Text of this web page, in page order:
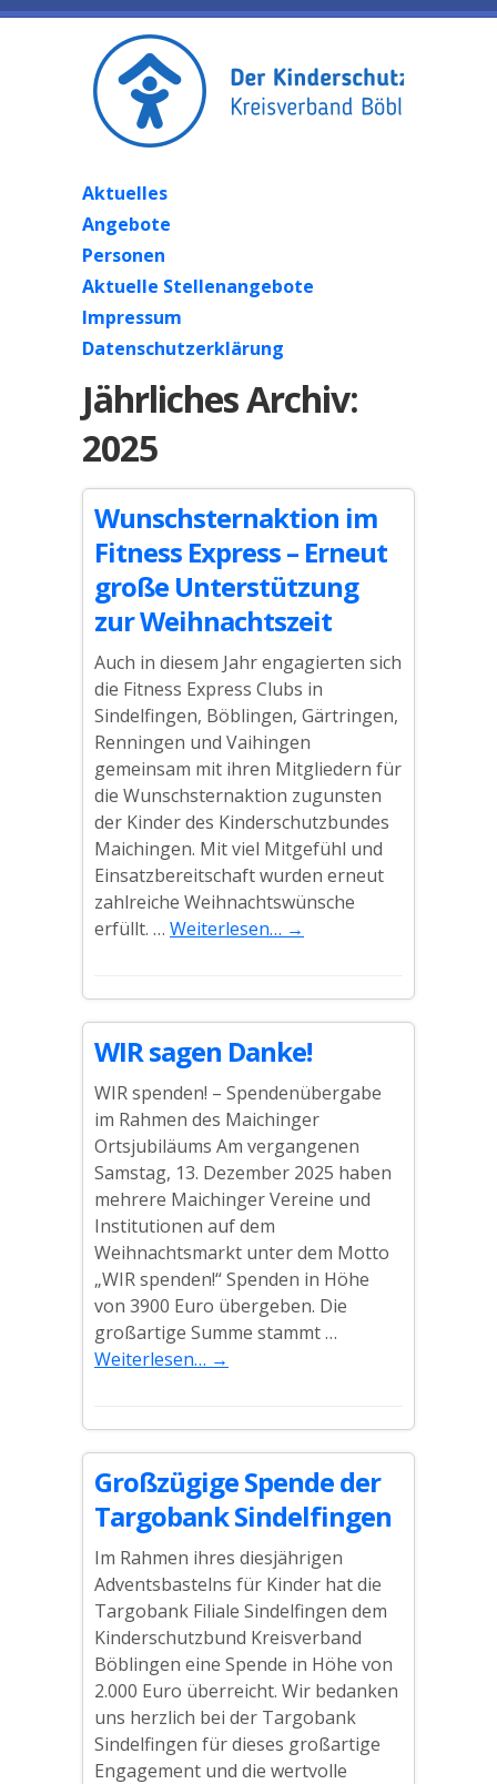
Aktuelles
Angebote
Personen
Aktuelle Stellenangebote
Impressum
Datenschutzerklärung
Jährliches Archiv:
2025
Wunschsternaktion im
Fitness Express – Erneut
große Unterstützung
zur Weihnachtszeit
Auch in diesem Jahr engagierten sich
die Fitness Express Clubs in
Sindelfingen, Böblingen, Gärtringen,
Renningen und Vaihingen
gemeinsam mit ihren Mitgliedern für
die Wunschsternaktion zugunsten
der Kinder des Kinderschutzbundes
Maichingen. Mit viel Mitgefühl und
Einsatzbereitschaft wurden erneut
zahlreiche Weihnachtswünsche
erfüllt. … Weiterlesen… →
WIR sagen Danke!
WIR spenden! – Spendenübergabe
im Rahmen des Maichinger
Ortsjubiläums Am vergangenen
Samstag, 13. Dezember 2025 haben
mehrere Maichinger Vereine und
Institutionen auf dem
Weihnachtsmarkt unter dem Motto
„WIR spenden!“ Spenden in Höhe
von 3900 Euro übergeben. Die
großartige Summe stammt …
Weiterlesen… →
Großzügige Spende der
Targobank Sindelfingen
Im Rahmen ihres diesjährigen
Adventsbastelns für Kinder hat die
Targobank Filiale Sindelfingen dem
Kinderschutzbund Kreisverband
Böblingen eine Spende in Höhe von
2.000 Euro überreicht. Wir bedanken
uns herzlich bei der Targobank
Sindelfingen für dieses großartige
Engagement und die wertvolle